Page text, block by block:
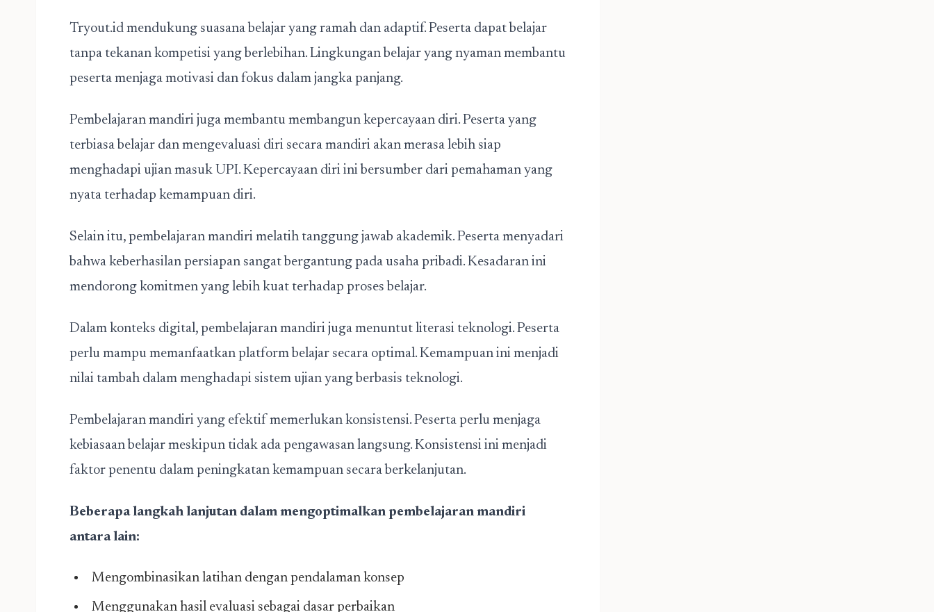
Tryout.id mendukung suasana belajar yang ramah dan adaptif. Peserta dapat belajar
tanpa tekanan kompetisi yang berlebihan. Lingkungan belajar yang nyaman membantu
peserta menjaga motivasi dan fokus dalam jangka panjang.
Pembelajaran mandiri juga membantu membangun kepercayaan diri. Peserta yang
terbiasa belajar dan mengevaluasi diri secara mandiri akan merasa lebih siap
menghadapi ujian masuk UPI. Kepercayaan diri ini bersumber dari pemahaman yang
nyata terhadap kemampuan diri.
Selain itu, pembelajaran mandiri melatih tanggung jawab akademik. Peserta menyadari
bahwa keberhasilan persiapan sangat bergantung pada usaha pribadi. Kesadaran ini
mendorong komitmen yang lebih kuat terhadap proses belajar.
Dalam konteks digital, pembelajaran mandiri juga menuntut literasi teknologi. Peserta
perlu mampu memanfaatkan platform belajar secara optimal. Kemampuan ini menjadi
nilai tambah dalam menghadapi sistem ujian yang berbasis teknologi.
Pembelajaran mandiri yang efektif memerlukan konsistensi. Peserta perlu menjaga
kebiasaan belajar meskipun tidak ada pengawasan langsung. Konsistensi ini menjadi
faktor penentu dalam peningkatan kemampuan secara berkelanjutan.
Beberapa langkah lanjutan dalam mengoptimalkan pembelajaran mandiri
antara lain:
Mengombinasikan latihan dengan pendalaman konsep
Menggunakan hasil evaluasi sebagai dasar perbaikan